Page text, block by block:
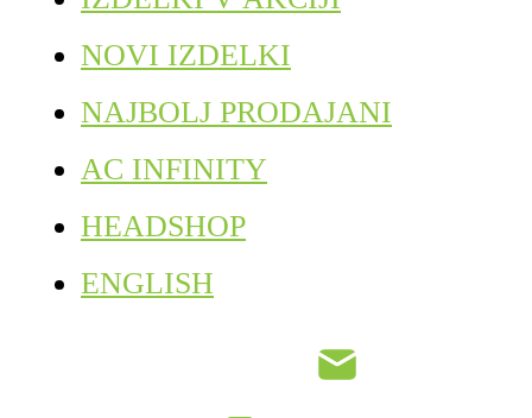
NOVI IZDELKI
NAJBOLJ PRODAJANI
AC INFINITY
HEADSHOP
ENGLISH